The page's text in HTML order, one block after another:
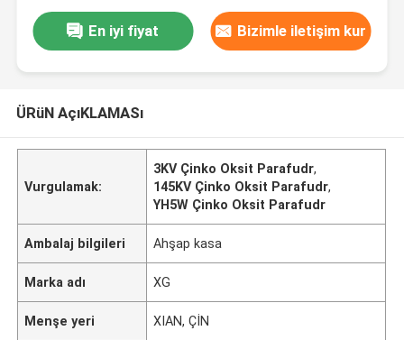
En iyi fiyat Bizimle iletişim kur
ÜRüN AçıKLAMASı
Vurgulamak:
3KV Çinko Oksit Parafudr,
145KV Çinko Oksit Parafudr,
YH5W Çinko Oksit Parafudr
Ambalaj bilgileri Ahşap kasa
Marka adı XG
Menşe yeri XIAN, ÇİN